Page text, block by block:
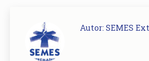
Autor: SEMES